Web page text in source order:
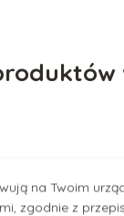
na Twoim
zgodnie z